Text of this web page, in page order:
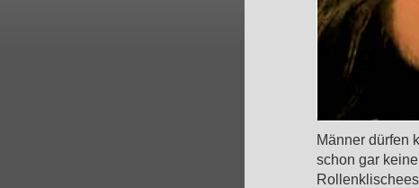
Männer dürfen
schon gar